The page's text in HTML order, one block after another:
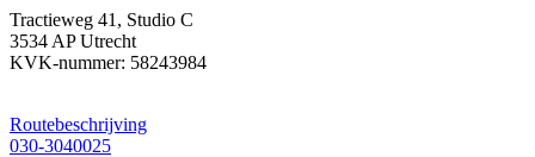
Tractieweg 41, Studio C
3534 AP Utrecht
KVK-nummer: 58243984
Routebeschrijving
030-3040025